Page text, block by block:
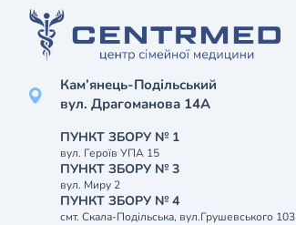
Кам’янець-Подільський
вул. Драгоманова 14А
ПУНКТ ЗБОРУ № 1
вул. Героїв УПА 15
ПУНКТ ЗБОРУ № 3
вул. Миру 2
ПУНКТ ЗБОРУ № 4
смт. Скала-Подільська, вул.Грушевського 103